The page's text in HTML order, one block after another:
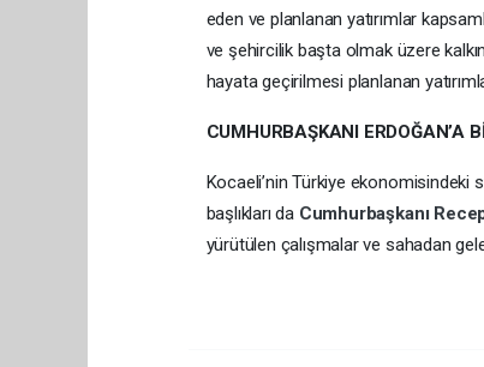
eden ve planlanan yatırımlar
ve şehircilik başta olmak üzere
hayata geçirilmesi planlanan
CUMHURBAŞKANI ERDOĞAN’A
Kocaeli’nin Türkiye ekonomisindeki
başlıkları da Cumhurbaşkanı
yürütülen çalışmalar ve sahadan